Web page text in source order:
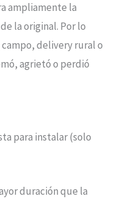
ampliamente la
la original. Por lo
delivery rural o
agrietó o perdió
para instalar (solo
duración que la